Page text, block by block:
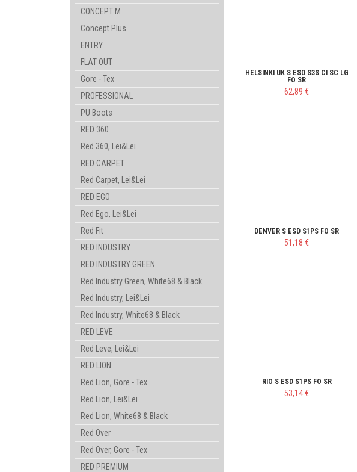
CONCEPT M
Concept Plus
ENTRY
FLAT OUT
Gore - Tex
PROFESSIONAL
PU Boots
RED 360
Red 360, Lei&Lei
RED CARPET
Red Carpet, Lei&Lei
RED EGO
Red Ego, Lei&Lei
Red Fit
RED INDUSTRY
RED INDUSTRY GREEN
Red Industry Green, White68 & Black
Red Industry, Lei&Lei
Red Industry, White68 & Black
RED LEVE
Red Leve, Lei&Lei
RED LION
Red Lion, Gore - Tex
Red Lion, Lei&Lei
Red Lion, White68 & Black
Red Over
Red Over, Gore - Tex
RED PREMIUM
HELSINKI UK S ESD S3S CI SC LG
FO SR
62,89 €
DENVER S ESD S1PS FO SR
51,18 €
RIO S ESD S1PS FO SR
53,14 €